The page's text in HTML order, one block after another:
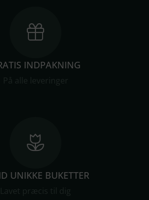
INDPAKNING
UNIKKE BUKETTER